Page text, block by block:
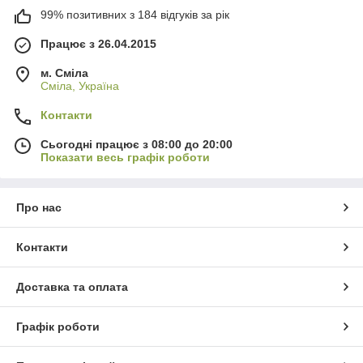
99% позитивних з 184 відгуків за рік
Працює з 26.04.2015
м. Сміла
Сміла, Україна
Контакти
Сьогодні працює з 08:00 до 20:00
Показати весь графік роботи
Про нас
Контакти
Доставка та оплата
Графік роботи